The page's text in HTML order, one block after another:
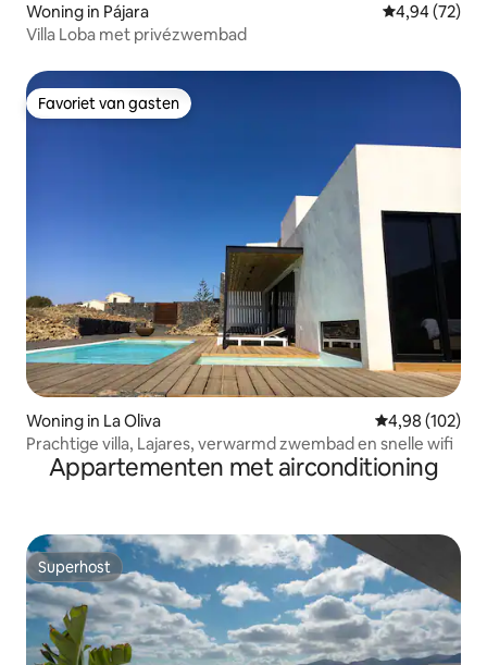
Woning in Pájara Gemiddelde
4,94 (72)
Villa Loba met privézwembad
Favoriet van gasten
Favoriet van gasten
Woning in La Oliva Gemiddelde
4,98 (102)
Prachtige villa, Lajares, verwarmd zwembad en snelle wifi
Appartementen met airconditioning
Superhost
Superhost